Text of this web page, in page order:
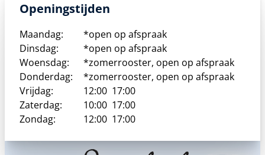
Openingstijden
Maandag:
*open op afspraak
Dinsdag:
*open op afspraak
Woensdag:
*zomerrooster, open op afspraak
Donderdag:
*zomerrooster, open op afspraak
Vrijdag:
12:00 17:00
Zaterdag:
10:00 17:00
Zondag:
12:00 17:00